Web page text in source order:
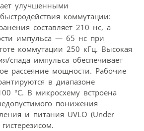
улучшенными
коммутации:
составляет 210 нс, а
импульса — 65 нс при
коммутации 250 кГц. Высокая
спада импульса обеспечивает
рассеяние мощности. Рабочие
в диапазоне
°C. В микросхему встроена
понижения
и питания UVLO (Under